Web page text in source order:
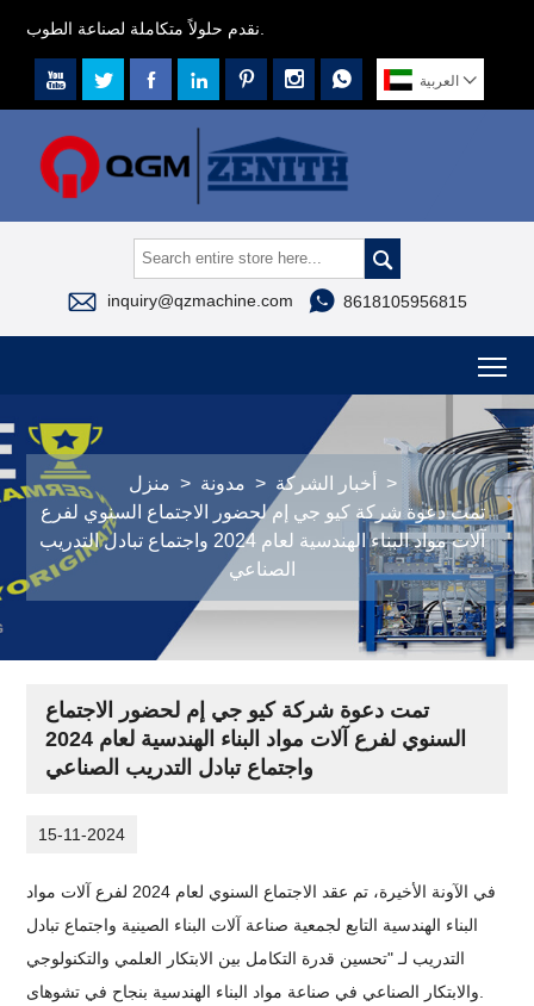
       العربية 

 inquiry@qzmachine.com  8618105956815
منزل > مدونة > أخبار الشركة
>
تمت دعوة شركة كيو جي إم لحضور الاجتماع السنوي لفرع
آلات مواد البناء الهندسية لعام 2024 واجتماع تبادل التدريب
الصناعي
تمت دعوة شركة كيو جي إم لحضور الاجتماع
السنوي لفرع آلات مواد البناء الهندسية لعام 2024
واجتماع تبادل التدريب الصناعي
15-11-2024
في الآونة الأخيرة، تم عقد الاجتماع السنوي لعام 2024 لفرع آلات مواد
البناء الهندسية التابع لجمعية صناعة آلات البناء الصينية واجتماع تبادل
التدريب لـ "تحسين قدرة التكامل بين الابتكار العلمي والتكنولوجي